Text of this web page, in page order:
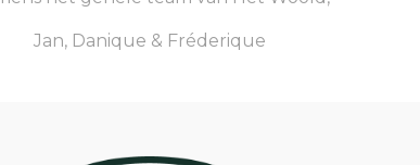
Jan, Danique & Fréderique